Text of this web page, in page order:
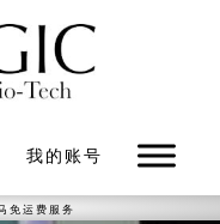
我的账号
免运费服务